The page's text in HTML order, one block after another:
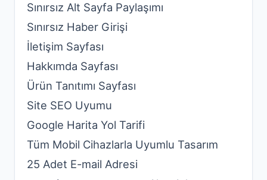
Sınırsız Alt Sayfa Paylaşımı
Sınırsız Haber Girişi
İletişim Sayfası
Hakkımda Sayfası
Ürün Tanıtımı Sayfası
Site SEO Uyumu
Google Harita Yol Tarifi
Tüm Mobil Cihazlarla Uyumlu Tasarım
25 Adet E-mail Adresi